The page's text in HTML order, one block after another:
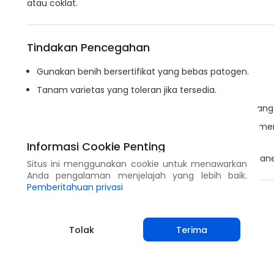
atau coklat.
Tindakan Pencegahan
Gunakan benih bersertifikat yang bebas patogen.
Tanam varietas yang toleran jika tersedia.
Lakukan rotasi tanaman dengan tanaman bukan
Penyerapan dan paparan sinar matahari dan angin
sisa-sisa tanaman.
Buang dan musnahkan sisa-sisa tanaman setelah
Informasi Cookie Penting
Situs ini menggunakan cookie untuk menawarkan
Anda pengalaman menjelajah yang lebih baik.
Pemberitahuan privasi
Tolak Terima